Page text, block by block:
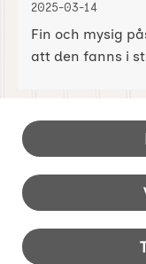
2025-03-14
Fin och mysig
att den fanns i
Sidfot